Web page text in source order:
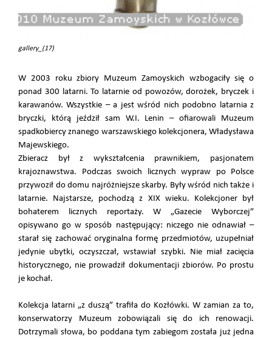
gallery_(17)
W 2003 roku zbiory Muzeum Zamoyskich wzbogaciły się o
ponad 300 latarni. To latarnie od powozów, dorożek, bryczek i
karawanów. Wszystkie – a jest wśród nich podobno latarnia z
bryczki, którą jeździł sam W.I. Lenin – ofiarowali Muzeum
spadkobiercy znanego warszawskiego kolekcjonera, Władysława
Majewskiego.
Zbieracz był z wykształcenia prawnikiem, pasjonatem
krajoznawstwa. Podczas swoich licznych wypraw po Polsce
przywoził do domu najróżniejsze skarby. Były wśród nich także i
latarnie. Najstarsze, pochodzą z XIX wieku. Kolekcjoner był
bohaterem licznych reportaży. W „Gazecie Wyborczej”
opisywano go w sposób następujący: niczego nie odnawiał –
starał się zachować oryginalna formę przedmiotów, uzupełniał
jedynie ubytki, oczyszczał, wstawiał szybki. Nie miał zacięcia
historycznego, nie prowadził dokumentacji zbiorów. Po prostu
je kochał.
Kolekcja latarni „z duszą” trafiła do Kozłówki. W zamian za to,
konserwatorzy Muzeum zobowiązali się do ich renowacji.
Dotrzymali słowa, bo poddana tym zabiegom została już jedna